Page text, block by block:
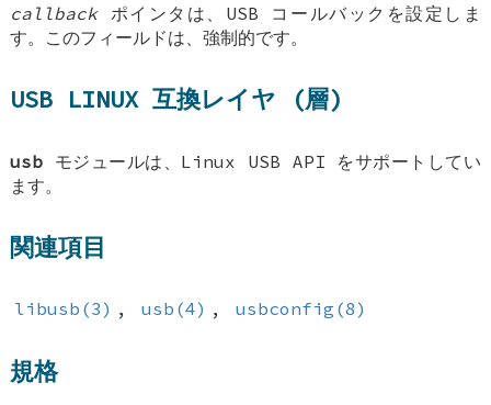
callbackポインタは、USB コールバックを設定しま
す。このフィールドは、強制的です。
USB LINUX 互換レイヤ (層)
usb モジュールは、Linux USB API をサポートしてい
ます。
関連項目
libusb(3) , usb(4) , usbconfig(8)
規格